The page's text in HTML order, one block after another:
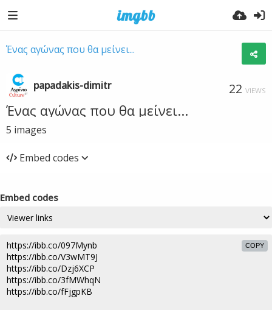
Ένας αγώνας που θα μείνει...
papadakis-dimitr 22 VIEWS
Ένας αγώνας που θα μείνει...
5 images
Embed codes
Embed codes
COPY